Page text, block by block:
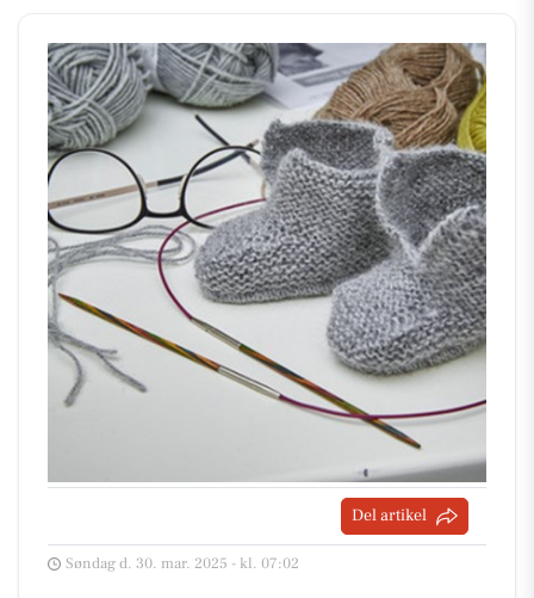
Del artikel
Søndag d. 30. mar. 2025 - kl. 07:02